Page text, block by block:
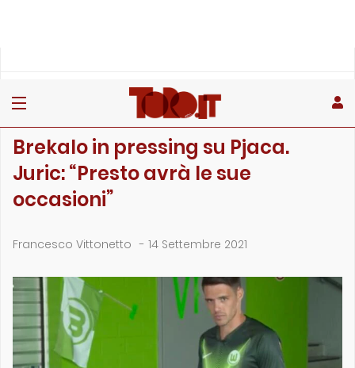
Brekalo in pressing su Pjaca.
Juric: “Presto avrà le sue
occasioni”
Francesco Vittonetto - 14 Settembre 2021